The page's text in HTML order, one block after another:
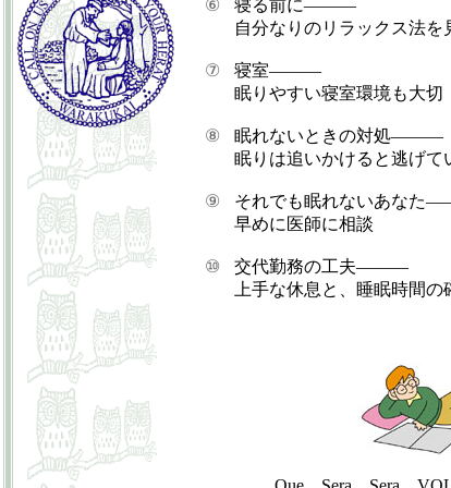
⑥
寝る前に―――
自分なりのリラックス法を
⑦
寝室―――
眠りやすい寝室環境も大切
⑧
眠れないときの対処―――
眠りは追いかけると逃げて
⑨
それでも眠れないあなた
早めに医師に相談
⑩
交代勤務の工夫―――
上手な休息と、睡眠時間の